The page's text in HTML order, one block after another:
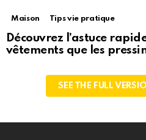
Maison Tips vie pratique
Découvrez l’astuce
vêtements que les
SEE THE FULL